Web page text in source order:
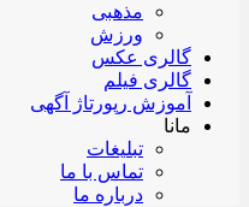
مذهبی
ورزش
گالری عکس
گالری فیلم
آموزش رپورتاژ آگهی
مانا
تبلیغات
تماس با ما
درباره ما